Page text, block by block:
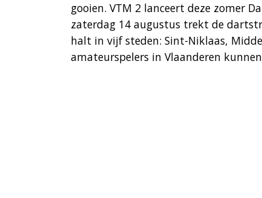
gooien. VTM 2 lanceert deze zomer
zaterdag 14 augustus trekt de
halt in vijf steden: Sint-Niklaas,
amateurspelers in Vlaanderen